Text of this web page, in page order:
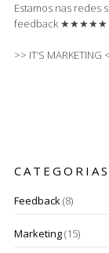
Estamos nas redes
feedback ★★★★★
>> IT’S MARKETING
CATEGORIAS
Feedback(8)
Marketing(15)